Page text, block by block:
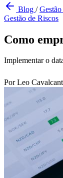
Blog /
Gestão de Riscos
Como
Implementar o
Por Leo